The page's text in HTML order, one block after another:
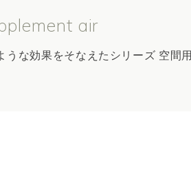
air
うな効果をそなえたシリーズ 空間